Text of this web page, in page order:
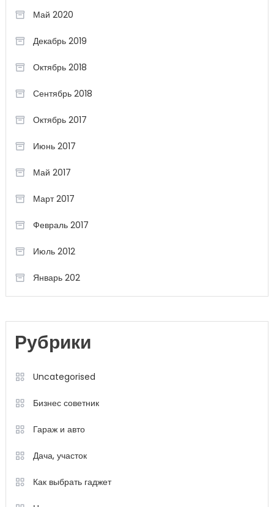
Май 2020
Декабрь 2019
Октябрь 2018
Сентябрь 2018
Октябрь 2017
Июнь 2017
Май 2017
Март 2017
Февраль 2017
Июль 2012
Январь 202
Рубрики
Uncategorised
Бизнес советник
Гараж и авто
Дача, участок
Как выбрать гаджет